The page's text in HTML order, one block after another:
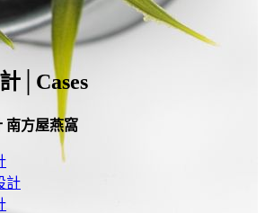
│ Cases
南方屋燕窩
計